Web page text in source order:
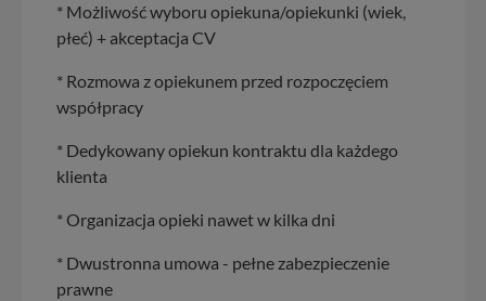
* Możliwość wyboru opiekuna/opiekunki (wiek,
płeć) + akceptacja CV
* Rozmowa z opiekunem przed rozpoczęciem
współpracy
* Dedykowany opiekun kontraktu dla każdego
klienta
* Organizacja opieki nawet w kilka dni
* Dwustronna umowa - pełne zabezpieczenie
prawne